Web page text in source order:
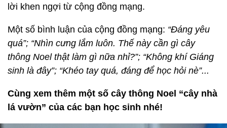
lời khen ngợi từ cộng đồng mạng.
Một số bình luận của cộng đồng mạng: “Đáng yêu
quá”; “Nhìn cưng lắm luôn. Thế này cần gì cây
thông Noel thật làm gì nữa nhỉ?”; “Không khí Giáng
sinh là đây”; “Khéo tay quá, đáng để học hỏi nè”...
Cùng xem thêm một số cây thông Noel “cây nhà
lá vườn” của các bạn học sinh nhé!